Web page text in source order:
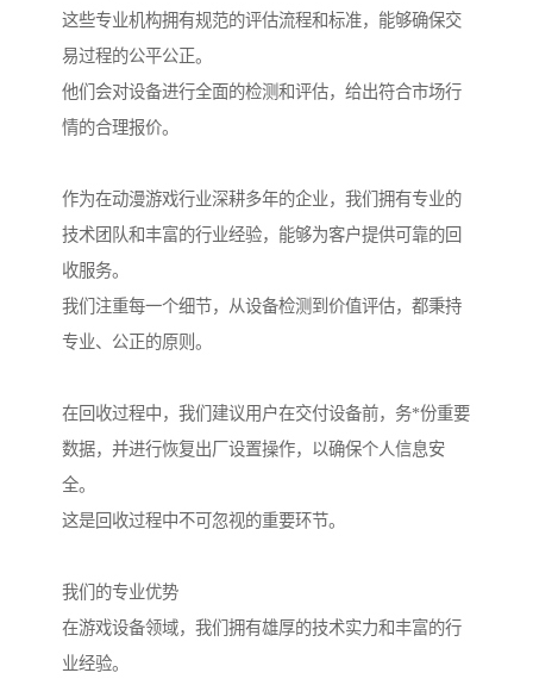
这些专业机构拥有规范的评估流程和标准，能够确保交
易过程的公平公正。
他们会对设备进行全面的检测和评估，给出符合市场行
情的合理报价。
作为在动漫游戏行业深耕多年的企业，我们拥有专业的
技术团队和丰富的行业经验，能够为客户提供可靠的回
收服务。
我们注重每一个细节，从设备检测到价值评估，都秉持
专业、公正的原则。
在回收过程中，我们建议用户在交付设备前，务*份重要
数据，并进行恢复出厂设置操作，以确保个人信息安
全。
这是回收过程中不可忽视的重要环节。
我们的专业优势
在游戏设备领域，我们拥有雄厚的技术实力和丰富的行
业经验。